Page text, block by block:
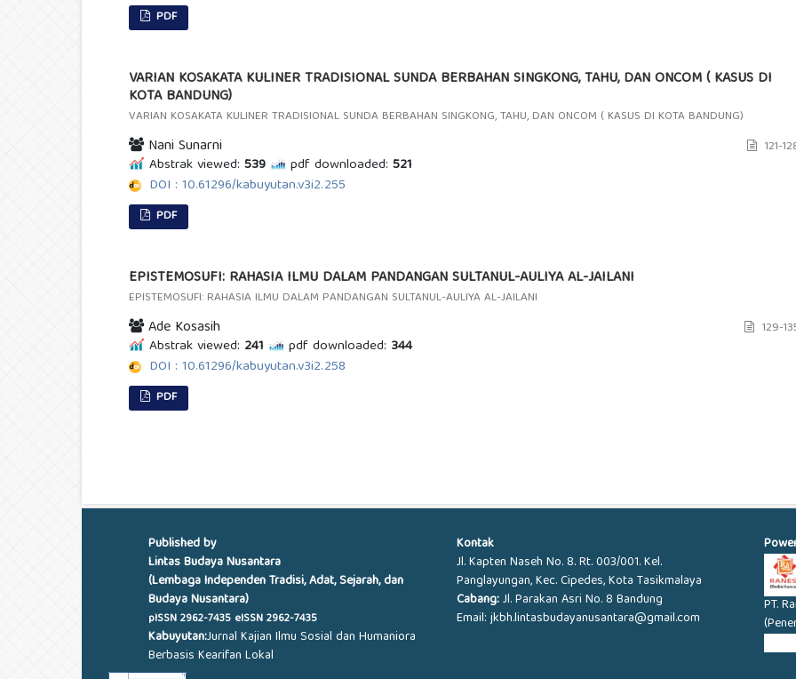
PDF
VARIAN KOSAKATA KULINER TRADISIONAL SUNDA BERBAHAN SINGKONG, TAHU, DAN ONCOM ( KASUS DI
KOTA BANDUNG)
VARIAN KOSAKATA KULINER TRADISIONAL SUNDA BERBAHAN SINGKONG, TAHU, DAN ONCOM ( KASUS DI KOTA BANDUNG)
Nani Sunarni 121-
Abstrak viewed: 539 pdf downloaded: 521
DOI : 10.61296/kabuyutan.v3i2.255
PDF
EPISTEMOSUFI: RAHASIA ILMU DALAM PANDANGAN SULTANUL-AULIYA AL-JAILANI
EPISTEMOSUFI: RAHASIA ILMU DALAM PANDANGAN SULTANUL-AULIYA AL-JAILANI
Ade Kosasih 129-
Abstrak viewed: 241 pdf downloaded: 344
DOI : 10.61296/kabuyutan.v3i2.258
PDF
Published by
Lintas Budaya Nusantara
(Lembaga Independen Tradisi, Adat, Sejarah, dan
Budaya Nusantara)
pISSN2962-7435 eISSN2962-7435
Kabuyutan:Jurnal Kajian Ilmu Sosial dan Humaniora
Berbasis Kearifan Lokal
Kontak
Jl. Kapten Naseh No. 8. Rt. 003/001. Kel.
Panglayungan, Kec. Cipedes, Kota Tasikmalaya
Cabang:Jl. Parakan Asri No. 8 Bandung
Email: jkbh.lintasbudayanusantara@gmail.com
PT.